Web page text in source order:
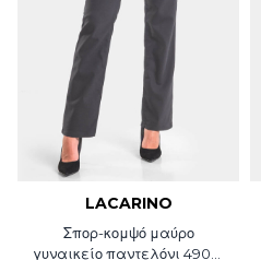
LACARINO
Σπορ-κομψό μαύρο
γυναικείο παντελόνι 4909-